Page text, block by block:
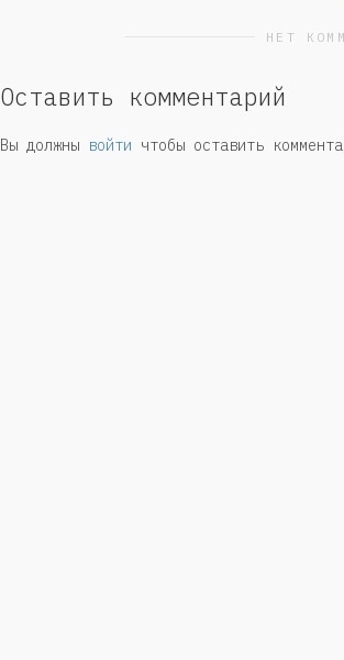
НЕТ
Оставить комментарий
Вы должны войти чтобы оставить